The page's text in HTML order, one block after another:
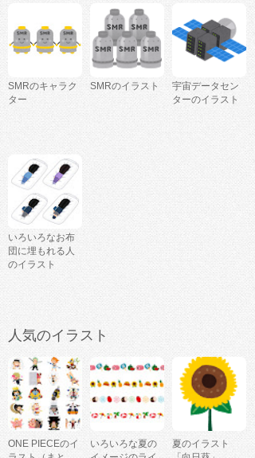
SMRのキャラク
ター
SMRのイラスト
宇宙データセン
ターのイラスト
いろいろなお布
団に埋もれる人
のイラスト
人気のイラスト
ONE PIECEのイ
いろいろな夏の
夏のイラスト